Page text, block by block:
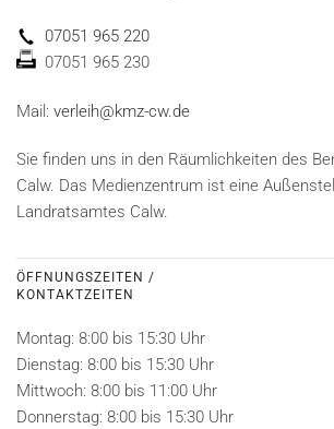
07051 965 220
07051 965 230
Mail: verleih@kmz-cw.de
Sie finden uns in den Räumlichkeiten des
Calw. Das Medienzentrum ist eine
Landratsamtes Calw.
ÖFFNUNGSZEITEN /
KONTAKTZEITEN
Montag: 8:00 bis 15:30 Uhr
Dienstag: 8:00 bis 15:30 Uhr
Mittwoch: 8:00 bis 11:00 Uhr
Donnerstag: 8:00 bis 15:30 Uhr